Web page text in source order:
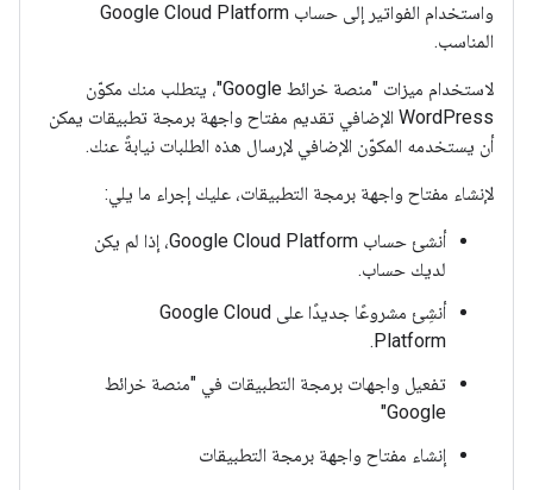
واستخدام الفواتير إلى حساب Google Cloud Platform
المناسب.
لاستخدام ميزات "منصة خرائط Google"، يتطلب منك مكوّن
WordPress الإضافي تقديم مفتاح واجهة برمجة تطبيقات يمكن
أن يستخدمه المكوّن الإضافي لإرسال هذه الطلبات نيابةً عنك.
لإنشاء مفتاح واجهة برمجة التطبيقات، عليك إجراء ما يلي:
أنشئ حساب Google Cloud Platform، إذا لم يكن
لديك حساب.
أنشِئ مشروعًا جديدًا على Google Cloud
Platform.
تفعيل واجهات برمجة التطبيقات في "منصة خرائط
Google"
إنشاء مفتاح واجهة برمجة التطبيقات